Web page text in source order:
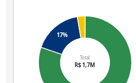
17%
Total
R$ 1,7M